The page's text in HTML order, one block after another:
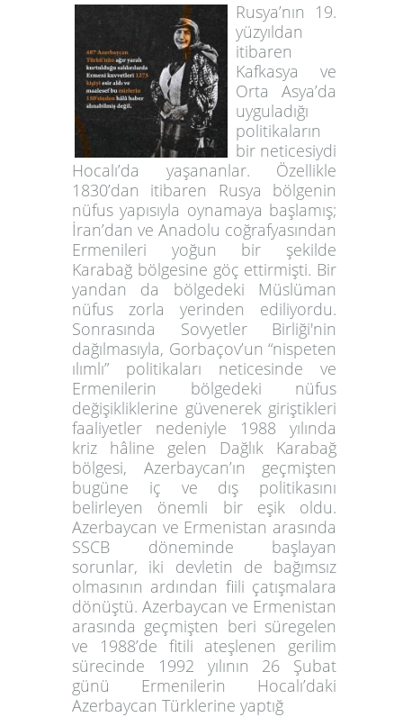
Rusya’nın 19.
yüzyıldan
itibaren
Kafkasya ve
Orta Asya’da
uyguladığı
politikaların
bir neticesiydi
Hocalı’da yaşananlar. Özellikle
1830’dan itibaren Rusya bölgenin
nüfus yapısıyla oynamaya başlamış;
İran’dan ve Anadolu coğrafyasından
Ermenileri yoğun bir şekilde
Karabağ bölgesine göç ettirmişti. Bir
yandan da bölgedeki Müslüman
nüfus zorla yerinden ediliyordu.
Sonrasında Sovyetler Birliği'nin
dağılmasıyla, Gorbaçov’un “nispeten
ılımlı” politikaları neticesinde ve
Ermenilerin bölgedeki nüfus
değişikliklerine güvenerek giriştikleri
faaliyetler nedeniyle 1988 yılında
kriz hâline gelen Dağlık Karabağ
bölgesi, Azerbaycan’ın geçmişten
bugüne iç ve dış politikasını
belirleyen önemli bir eşik oldu.
Azerbaycan ve Ermenistan arasında
SSCB döneminde başlayan
sorunlar, iki devletin de bağımsız
olmasının ardından fiili çatışmalara
dönüştü. Azerbaycan ve Ermenistan
arasında geçmişten beri süregelen
ve 1988’de fitili ateşlenen gerilim
sürecinde 1992 yılının 26 Şubat
günü Ermenilerin Hocalı’daki
Azerbaycan Türklerine yaptığ